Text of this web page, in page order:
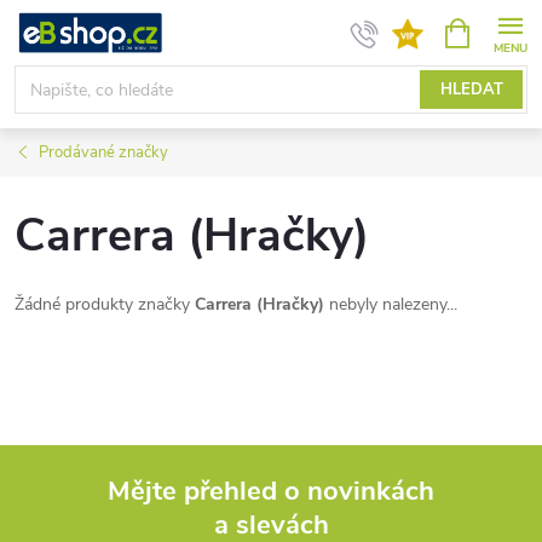
Přejít
obsah
HLEDAT
NÁKUPNÍ
KOŠÍK
Prodávané značky
Carrera (Hračky)
Žádné produkty značky Carrera (Hračky) nebyly nalezeny...
Mějte přehled o novinkách
a slevách